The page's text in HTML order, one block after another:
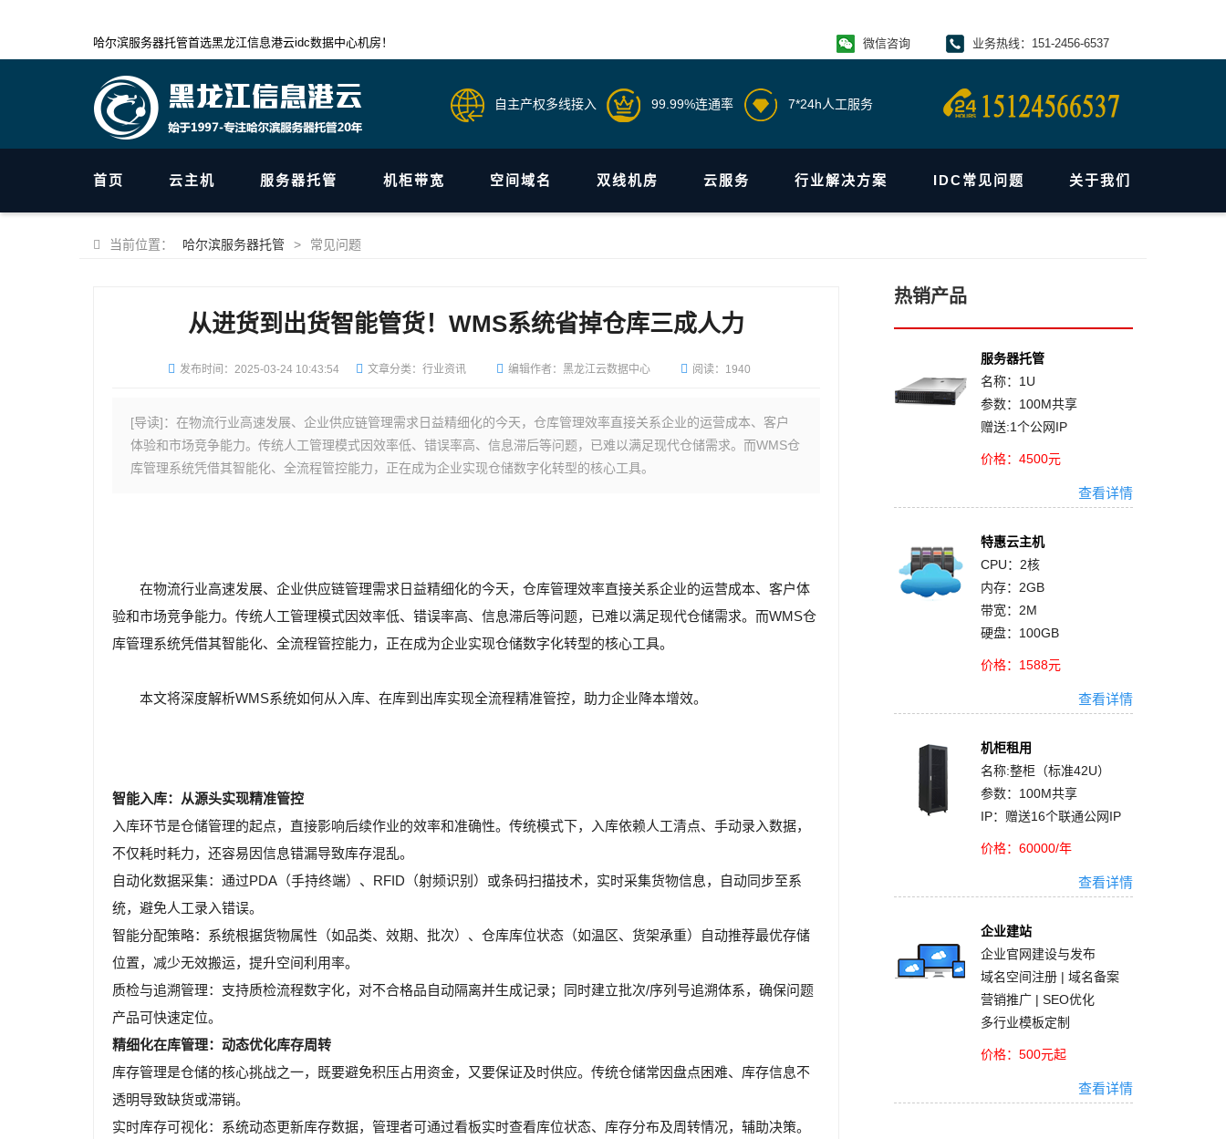
哈尔滨服务器托管首选黑龙江信息港云idc数据中心机房！ 微信咨询 业务热线：151-2456-6537
自主产权多线接入 99.99%连通率 7*24h人工服务
首页 云主机 服务器托管 机柜带宽 空间域名 双线机房 云服务 行业解决方案 IDC常见问题 关于我们
当前位置： 哈尔滨服务器托管 > 常见问题
从进货到出货智能管货！WMS系统省掉仓库三成人力
发布时间： 2025-03-24 10:43:54 文章分类：行业资讯 编辑作者：黑龙江云数据中心 阅读：1940
[导读]：在物流行业高速发展、企业供应链管理需求日益精细化的今天，仓库管理效率直接关系企业的运营成本、客户
体验和市场竞争能力。传统人工管理模式因效率低、错误率高、信息滞后等问题，已难以满足现代仓储需求。而WMS仓
库管理系统凭借其智能化、全流程管控能力，正在成为企业实现仓储数字化转型的核心工具。
在物流行业高速发展、企业供应链管理需求日益精细化的今天，仓库管理效率直接关系企业的运营成本、客户体
验和市场竞争能力。传统人工管理模式因效率低、错误率高、信息滞后等问题，已难以满足现代仓储需求。而WMS仓
库管理系统凭借其智能化、全流程管控能力，正在成为企业实现仓储数字化转型的核心工具。
本文将深度解析WMS系统如何从入库、在库到出库实现全流程精准管控，助力企业降本增效。
智能入库：从源头实现精准管控
入库环节是仓储管理的起点，直接影响后续作业的效率和准确性。传统模式下，入库依赖人工清点、手动录入数据，
不仅耗时耗力，还容易因信息错漏导致库存混乱。
自动化数据采集：通过PDA（手持终端）、RFID（射频识别）或条码扫描技术，实时采集货物信息，自动同步至系
统，避免人工录入错误。
智能分配策略：系统根据货物属性（如品类、效期、批次）、仓库库位状态（如温区、货架承重）自动推荐最优存储
位置，减少无效搬运，提升空间利用率。
质检与追溯管理：支持质检流程数字化，对不合格品自动隔离并生成记录；同时建立批次/序列号追溯体系，确保问题
产品可快速定位。
精细化在库管理：动态优化库存周转
库存管理是仓储的核心挑战之一，既要避免积压占用资金，又要保证及时供应。传统仓储常因盘点困难、库存信息不
透明导致缺货或滞销。
实时库存可视化：系统动态更新库存数据，管理者可通过看板实时查看库位状态、库存分布及周转情况，辅助决策。
热销产品
服务器托管
名称：1U
参数：100M共享
赠送:1个公网IP
价格：4500元
查看详情
特惠云主机
CPU：2核
内存：2GB
带宽：2M
硬盘：100GB
价格：1588元
查看详情
机柜租用
名称:整柜（标准42U）
参数：100M共享
IP：赠送16个联通公网IP
价格：60000/年
查看详情
企业建站
企业官网建设与发布
域名空间注册 | 域名备案
营销推广 | SEO优化
多行业模板定制
价格：500元起
查看详情